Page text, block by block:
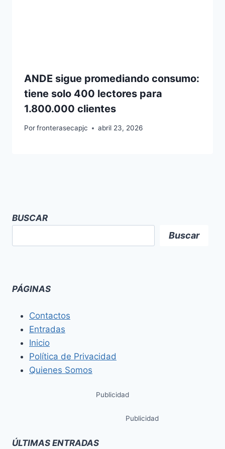
ANDE sigue promediando consumo:
tiene solo 400 lectores para
1.800.000 clientes
Porfronterasecapjc abril 23, 2026
BUSCAR
Buscar
PÁGINAS
Contactos
Entradas
Inicio
Política de Privacidad
Quienes Somos
Publicidad
Publicidad
ÚLTIMAS ENTRADAS